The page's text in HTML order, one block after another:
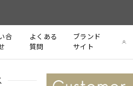
合
よくある
質問
ブランド
サイト